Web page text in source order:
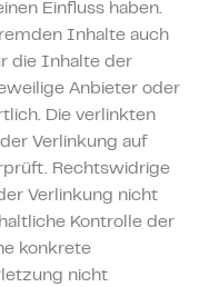
Einfluss haben.
Inhalte auch
die Inhalte der
Anbieter oder
Die verlinkten
Verlinkung auf
Rechtswidrige
Verlinkung nicht
Kontrolle der
konkrete
nicht